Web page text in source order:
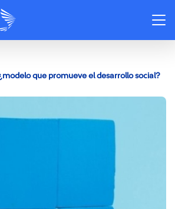
que promueve el desarrollo social?